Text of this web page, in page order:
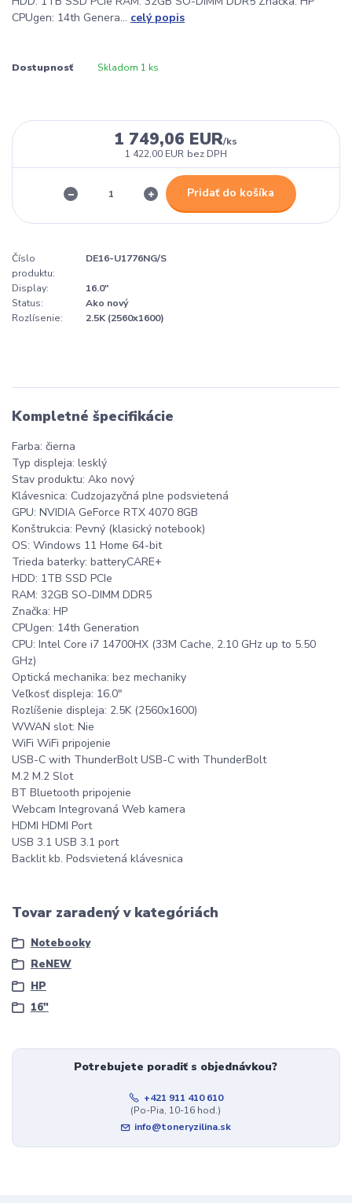
CPUgen: 14th Genera... celý popis
Dostupnosť Skladom 1 ks
1 749,06 EUR/ks
1 422,00 EUR bez DPH
Pridať do košíka
Číslo
produktu:
DE16-U1776NG/S
Display:
16.0"
Status:
Ako nový
Rozlísenie:
2.5K (2560x1600)
Kompletné špecifikácie
Farba: čierna
Typ displeja: lesklý
Stav produktu: Ako nový
Klávesnica: Cudzojazyčná plne podsvietená
GPU: NVIDIA GeForce RTX 4070 8GB
Konštrukcia: Pevný (klasický notebook)
OS: Windows 11 Home 64-bit
Trieda baterky: batteryCARE+
HDD: 1TB SSD PCIe
RAM: 32GB SO-DIMM DDR5
Značka: HP
CPUgen: 14th Generation
CPU: Intel Core i7 14700HX (33M Cache, 2.10 GHz up to 5.50
GHz)
Optická mechanika: bez mechaniky
Veľkosť displeja: 16.0"
Rozlíšenie displeja: 2.5K (2560x1600)
WWAN slot: Nie
WiFi WiFi pripojenie
USB-C with ThunderBolt USB-C with ThunderBolt
M.2 M.2 Slot
BT Bluetooth pripojenie
Webcam Integrovaná Web kamera
HDMI HDMI Port
USB 3.1 USB 3.1 port
Backlit kb. Podsvietená klávesnica
Tovar zaradený v kategóriách
Notebooky
ReNEW
HP
16"
Potrebujete poradiť s objednávkou?
+421 911 410 610
(Po-Pia, 10-16 hod.)
info@toneryzilina.sk